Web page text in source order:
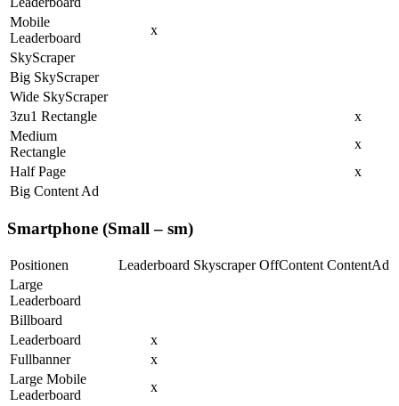
Mobile
Leaderboard
x
SkyScraper
Big SkyScraper
Wide SkyScraper
3zu1 Rectangle
x
Medium
Rectangle
x
Half Page
x
Big Content Ad
Smartphone (Small – sm)
Positionen Leaderboard Skyscraper OffContent ContentAd
Large
Leaderboard
Billboard
Leaderboard
x
Fullbanner
x
Large Mobile
Leaderboard
x